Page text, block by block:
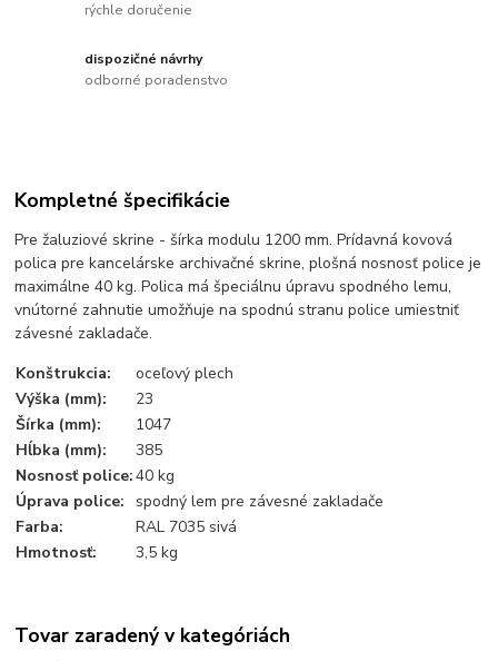
rýchle doručenie
dispozičné návrhy
odborné poradenstvo
Kompletné špecifikácie
Pre žaluziové skrine - šírka modulu 1200 mm. Prídavná kovová
polica pre kancelárske archivačné skrine, plošná nosnosť police je
maximálne 40 kg. Polica má špeciálnu úpravu spodného lemu,
vnútorné zahnutie umožňuje na spodnú stranu police umiestniť
závesné zakladače.
Konštrukcia:
oceľový plech
Výška (mm):
23
Šírka (mm):
1047
Hĺbka (mm):
385
Nosnosť police:40 kg
Úprava police:
spodný lem pre závesné zakladače
Farba:
RAL 7035 sivá
Hmotnosť:
3,5 kg
Tovar zaradený v kategóriách